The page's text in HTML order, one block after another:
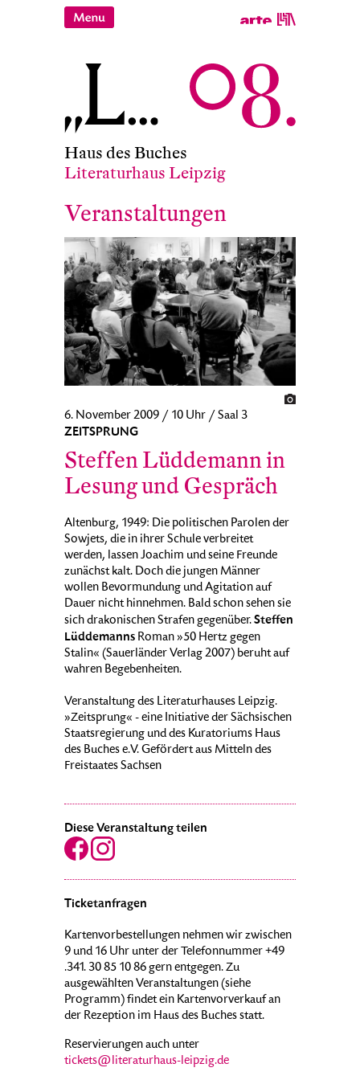
Haus des Buches
Literaturhaus Leipzig
Veranstaltungen
6. November 2009 / 10 Uhr / Saal 3
ZEITSPRUNG
Steffen Lüddemann in
Lesung und Gespräch
Altenburg, 1949: Die politischen Parolen der
Sowjets, die in ihrer Schule verbreitet
werden, lassen Joachim und seine Freunde
zunächst kalt. Doch die jungen Männer
wollen Bevormundung und Agitation auf
Dauer nicht hinnehmen. Bald schon sehen sie
sich drakonischen Strafen gegenüber.Steffen
Lüddemanns Roman »50 Hertz gegen
Stalin« (Sauerländer Verlag 2007) beruht auf
wahren Begebenheiten.
Veranstaltung des Literaturhauses Leipzig.
»Zeitsprung« - eine Initiative der Sächsischen
Staatsregierung und des Kuratoriums Haus
des Buches e.V. Gefördert aus Mitteln des
Freistaates Sachsen
Diese Veranstaltung teilen
Ticketanfragen
Kartenvorbestellungen nehmen wir zwischen
9 und 16 Uhr unter der Telefonnummer +49
.341. 30 85 10 86 gern entgegen. Zu
ausgewählten Veranstaltungen (siehe
Programm) findet ein Kartenvorverkauf an
der Rezeption im Haus des Buches statt.
Reservierungen auch unter
tickets@literaturhaus-leipzig.de